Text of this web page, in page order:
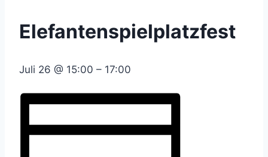
Elefantenspielplatzfest
Juli 26 @ 15:00 – 17:00